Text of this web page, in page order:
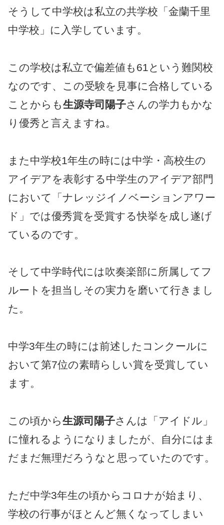
そうして中学校は私立の共学校「金蘭千里
中学校」に入学しています。
この学校は私立で偏差値も61という難関校
なのです、この受験を見事に合格している
ことからも生源寺司陽子さんの学力もかな
り優秀と言えますね。
また中学校1年生の時には中学・高校生の
アイデアを表彰する中学生のアイデア部門
において「ナレッジイノベーションアワー
ド」では優秀賞を受賞する快挙を成し遂げ
ているのです。
そして中学時代には吹奏楽部に所属してフ
ルートを担当しその実力を磨いて行きまし
た。
中学3年生の時には前述したコンクールに
おいて第7位の素晴らしい賞を受賞してい
ます。
この頃から生源司陽子さんは「アイドル」
に憧れるようになりましたが、自分にはま
だまだ無理だろうなと思っていたのです。
ただ中学3年生の頃からコロナが始まり、
学校の行事がほとんど無くなってしまい